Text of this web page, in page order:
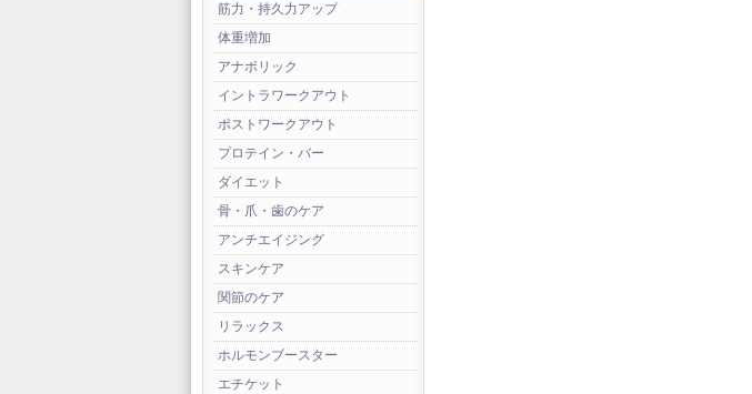
筋力・持久力アップ
体重増加
アナボリック
イントラワークアウト
ポストワークアウト
プロテイン・バー
ダイエット
骨・爪・歯のケア
アンチエイジング
スキンケア
関節のケア
リラックス
ホルモンブースター
エチケット